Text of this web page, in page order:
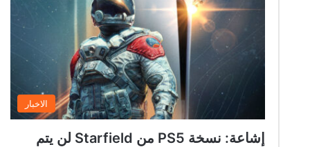
الاخبار
إشاعة: نسخة PS5 من Starfield لن يتم